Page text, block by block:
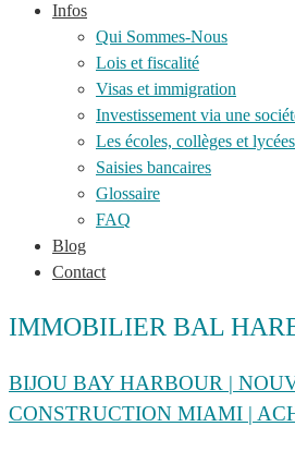
Infos
Qui Sommes-Nous
Lois et fiscalité
Visas et immigration
Investissement via une
Les écoles, collèges et
Saisies bancaires
Glossaire
FAQ
Blog
Contact
IMMOBILIER BAL
BIJOU BAY HARBOUR |
CONSTRUCTION MIAMI |